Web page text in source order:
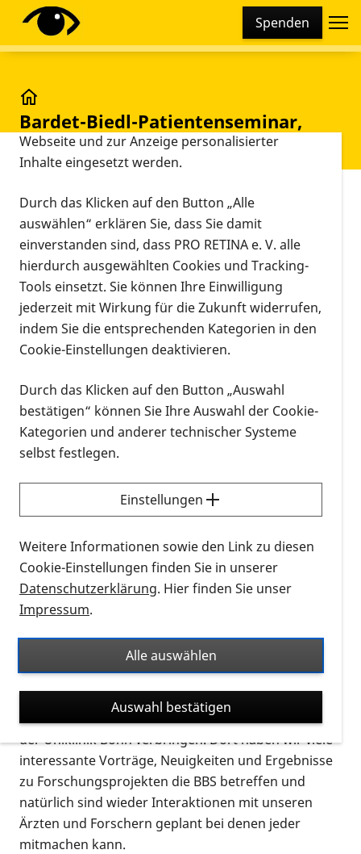
Spenden
Bardet-Biedl-Patientenseminar,
Nr. 1/2023
Vorlesen
Informationen zum Termin
12.05.2023, 14:00 Uhr–
14.05.2023, 15:00 Uhr
Veranstaltungsort
President Hotel
Bonn
Clemens-August-
Str. 32-36
53115 Bonn
Biedl-Patientenseminar im President Hotel in Bonn
stattfinden. Es gibt ein sehr umfangreiches
Programm inklusive einem ganztägigen Aufenthalt
in der Uniklinik Bonn.
Aber auch diesmal wird genügend Zeit vorhanden
sein, um sich in gemütlicher Atmosphäre
Am Freitag werden wir einen ausgiebigen Vortrag
zur schulischen und beruflichen Fördermöglichkeit
hören. Für alle sehr informativ, die sich auch für eine
Unterbringung im Internat interessieren, bzw. einen
Schulabschluss und/oder Ausbildung in einem
Berufskolleg / Berufsbildungswerk anstreben.
Der Samstag wird ganz im Zeichen der Forschung
und Medizin stehen. Wir werden den ganzen Tag in
der Uniklinik Bonn verbringen. Dort haben wir viele
interessante Vorträge, Neuigkeiten und Ergebnisse
zu Forschungsprojekten die BBS betreffen und
natürlich sind wieder Interaktionen mit unseren
Ärzten und Forschern geplant bei denen jeder
mitmachen kann.
Diese Webseite setzt verschiedene Cookies und
Tracking-Tools ein. Dies beinhaltet Cookies und
technisch notwendig sind, die zu statistischen
Zwecken sowie zur besseren Bedienbarkeit der
Webseite und zur Anzeige personalisierter
Inhalte eingesetzt werden.
Durch das Klicken auf den Button „Alle
auswählen“ erklären Sie, dass Sie damit
einverstanden sind, dass PRO RETINA e. V. alle
hierdurch ausgewählten Cookies und Tracking-
Tools einsetzt. Sie können Ihre Einwilligung
jederzeit mit Wirkung für die Zukunft widerrufen,
indem Sie die entsprechenden Kategorien in den
Cookie-Einstellungen deaktivieren.
Durch das Klicken auf den Button „Auswahl
bestätigen“ können Sie Ihre Auswahl der Cookie-
Kategorien und anderer technischer Systeme
selbst festlegen.
Einstellungen
Weitere Informationen sowie den Link zu diesen
Cookie-Einstellungen finden Sie in unserer
Datenschutzerklärung. Hier finden Sie unser
Impressum.
Alle auswählen
Auswahl bestätigen